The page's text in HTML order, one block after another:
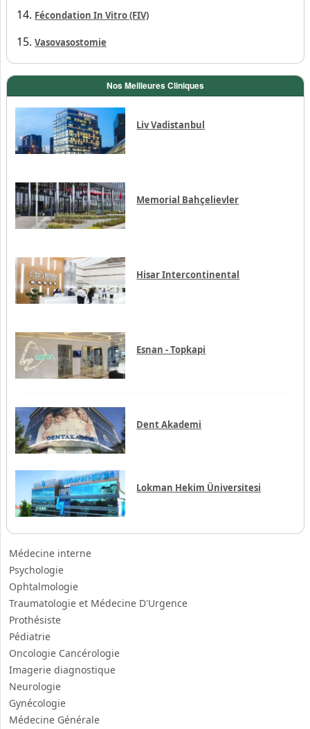
Fécondation In Vitro (FIV)
Vasovasostomie
Nos Meilleures Cliniques
Liv Vadistanbul
Memorial Bahçelievler
Hisar Intercontinental
Esnan - Topkapi
Dent Akademi
Lokman Hekim Üniversitesi
Médecine interne
Psychologie
Ophtalmologie
Traumatologie et Médecine D'Urgence
Prothésiste
Pédiatrie
Oncologie Cancérologie
Imagerie diagnostique
Neurologie
Gynécologie
Médecine Générale